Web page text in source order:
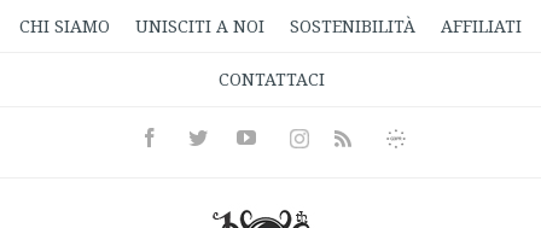
CHI SIAMO UNISCITI A NOI SOSTENIBILITÀ AFFILIATI
CONTATTACI
FacebookTwitterYoutubeInstagramRss
Informativa